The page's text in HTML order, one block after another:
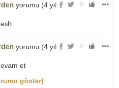
0
yorumu (4 yıl
0
yorumu (4 yıl
et
göster)